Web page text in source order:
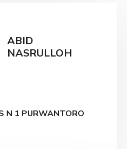
ABID
NASRULLOH
N 1 PURWANTORO